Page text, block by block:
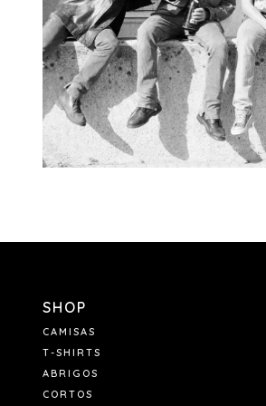
SHOP
CAMISAS
T-SHIRTS
ABRIGOS
CORTOS